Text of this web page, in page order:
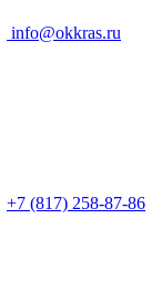
info@okkras.ru
+7 (817) 258-87-86